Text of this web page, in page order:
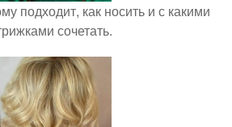
подходит, как носить и с какими
сочетать.